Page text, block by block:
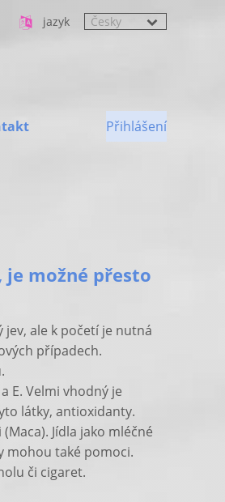
jazyk
Přihlášení
je možné přesto
jev, ale k početí je nutná
případech.
E. Velmi vhodný je
látky, antioxidanty.
Jídla jako mléčné
mohou také pomoci.
či cigaret.